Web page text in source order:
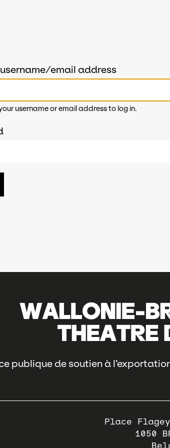
email address
username or email address to log in.
publique de soutien à
Place
1050